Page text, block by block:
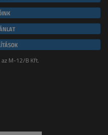
az M-12/B Kft.